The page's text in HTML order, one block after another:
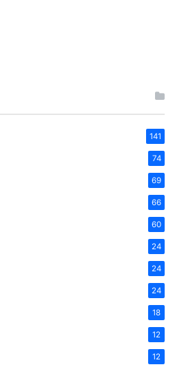
141
74
69
66
60
24
24
24
18
12
12